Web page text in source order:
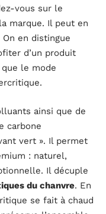
vous sur le
marque. Il peut en
en distingue
d’un produit
le mode
ainsi que de
carbone
vert ». Il permet
: naturel,
Il décuple
du chanvre. En
se fait à chaud